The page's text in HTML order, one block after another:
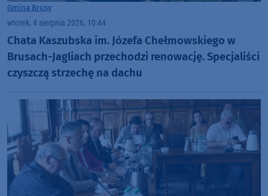
Gmina Brusy
wtorek, 4 sierpnia 2026, 10:44
Chata Kaszubska im. Józefa Chełmowskiego w
Brusach-Jagliach przechodzi renowację. Specjaliści
czyszczą strzechę na dachu